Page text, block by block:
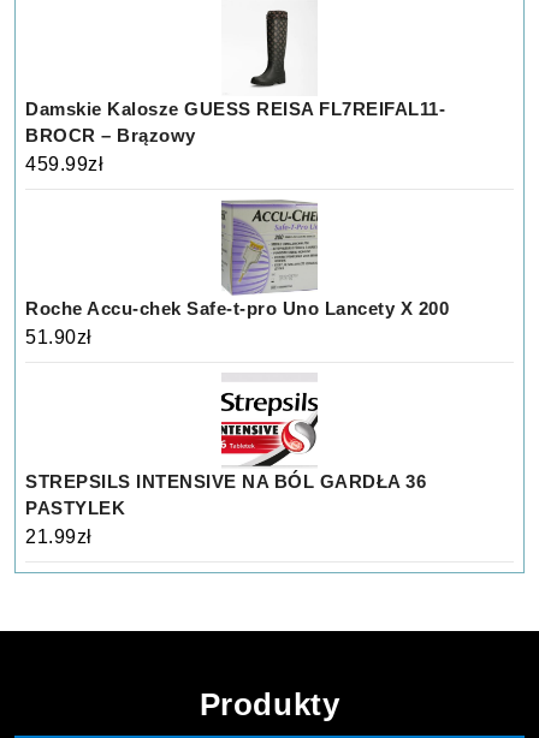
Damskie Kalosze GUESS REISA FL7REIFAL11-
BROCR – Brązowy
459.99zł
Roche Accu-chek Safe-t-pro Uno Lancety X 200
51.90zł
STREPSILS INTENSIVE NA BÓL GARDŁA 36
PASTYLEK
21.99zł
Produkty